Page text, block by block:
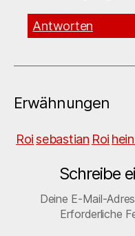
Antworten
Erwähnungen
Roi sebastian Roi
Schreibe
Deine E-Mail-
Erforderliche